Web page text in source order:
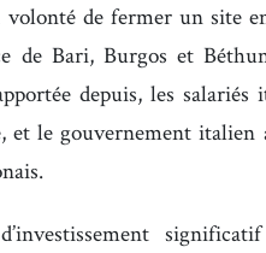
volonté de fermer un site
de Bari, Burgos et
depuis, les salariés
et le gouvernement italien
d’investissement